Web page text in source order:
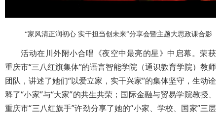
“家风清正润初心 实干担当创未来”分享会暨主题大思政课合影
活动在川外附小合唱《夜空中最亮的星》中启幕。荣获
重庆市“三八红旗集体”的语言智能学院（通识教育学院）教师
团队，讲述了她们“以爱立家，实干兴家”的集体坚守，生动诠
释了“小家”与“大家”的共生共荣；国际金融与贸易学院教授、
重庆市“三八红旗手”许劲分享了她的“小家、学校、国家”三层